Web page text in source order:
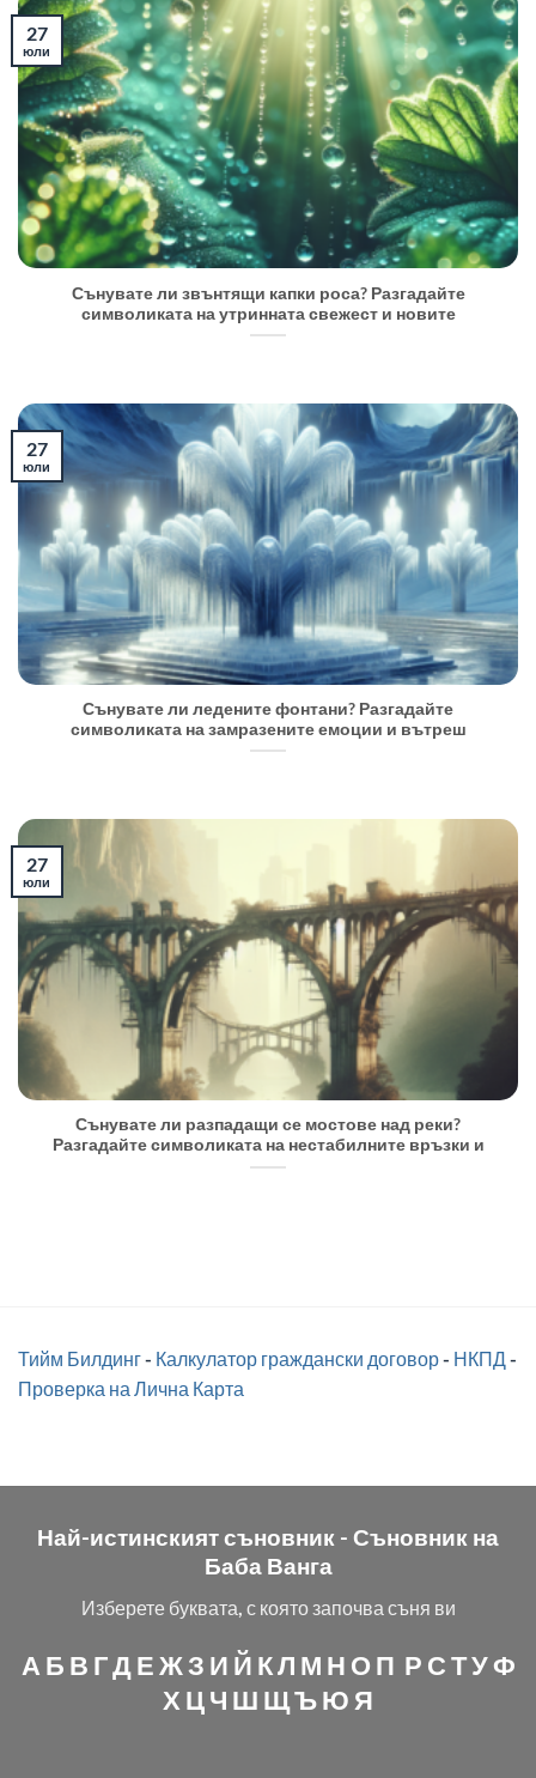
Сънувате ли звънтящи капки роса? Разгадайте
символиката на утринната свежест и новите
27
юли
Сънувате ли ледените фонтани? Разгадайте
символиката на замразените емоции и вътреш
27
юли
Сънувате ли разпадащи се мостове над реки?
Разгадайте символиката на нестабилните връзки и
27
юли
Тийм Билдинг- Калкулатор граждански договор- НКПД-
Проверка на Лична Карта
Най-истинският съновник - Съновник на
Баба Ванга
Изберете буквата, с която започва съня ви
А Б В ГДЕЖЗ И Й КЛ М Н О П Р СТУФ
Х ЦЧ Ш ЩЪЮ Я